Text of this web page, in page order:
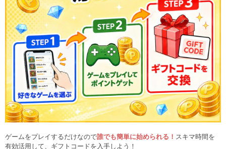
ゲームをプレイするだけなので誰でも簡単に始められる！ スキマ時間を
有効活用して、ギフトコードを入手しよう！